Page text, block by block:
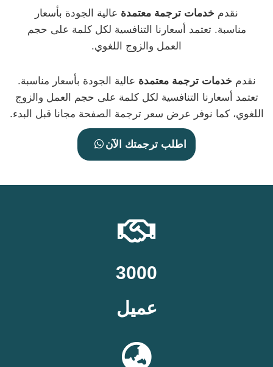
نقدم خدمات ترجمة معتمدة عالية الجودة بأسعار
مناسبة. تعتمد أسعارنا التنافسية لكل كلمة على حجم
العمل والزوج اللغوي.
نقدم خدمات ترجمة معتمدة عالية الجودة بأسعار مناسبة.
تعتمد أسعارنا التنافسية لكل كلمة على حجم العمل والزوج
اللغوي، كما نوفر عرض سعر ترجمة الصفحة مجانا قبل البدء.
اطلب ترجمتك الآن
3000
عميل